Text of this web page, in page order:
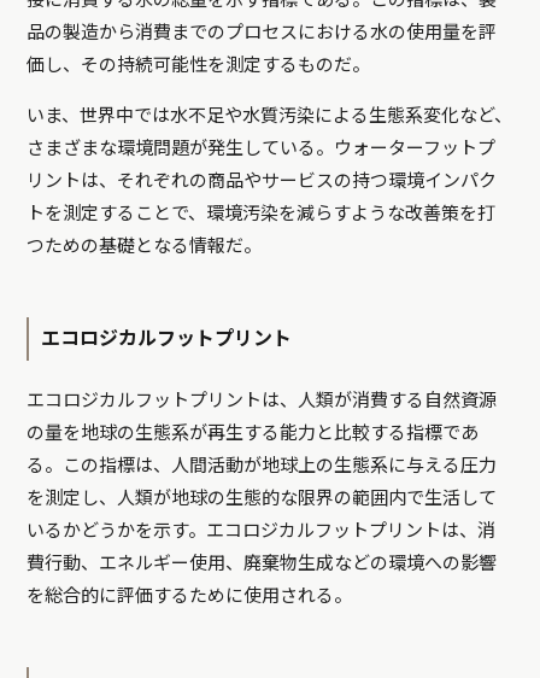
品の製造から消費までのプロセスにおける水の使用量を評
価し、その持続可能性を測定するものだ。
いま、世界中では水不足や水質汚染による生態系変化など、
さまざまな環境問題が発生している。ウォーターフットプ
リントは、それぞれの商品やサービスの持つ環境インパク
トを測定することで、環境汚染を減らすような改善策を打
つための基礎となる情報だ。
エコロジカルフットプリント
エコロジカルフットプリントは、人類が消費する自然資源
の量を地球の生態系が再生する能力と比較する指標であ
る。この指標は、人間活動が地球上の生態系に与える圧力
を測定し、人類が地球の生態的な限界の範囲内で生活して
いるかどうかを示す。エコロジカルフットプリントは、消
費行動、エネルギー使用、廃棄物生成などの環境への影響
を総合的に評価するために使用される。